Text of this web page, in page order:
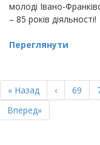
молоді Івано-
– 85 років діяльності!
Переглянути
НА
СТОРІНКИ
Перша
сторінка
« Назад
Попередня
сторінка
‹ Page
69
Остання
сторінка
Вперед»